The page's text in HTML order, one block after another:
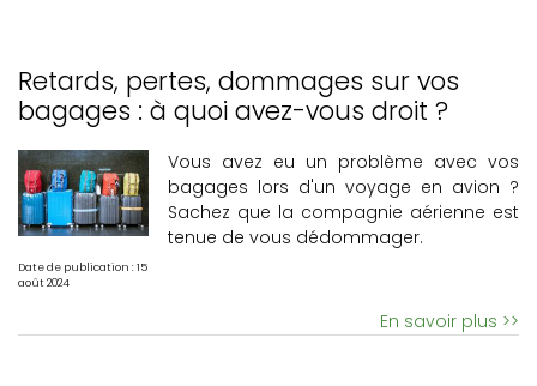
Retards, pertes, dommages sur vos
bagages : à quoi avez-vous droit ?
Date de publication : 15
août 2024
Vous avez eu un problème avec vos
bagages lors d'un voyage en avion ?
Sachez que la compagnie aérienne est
tenue de vous dédommager.
En savoir plus >>